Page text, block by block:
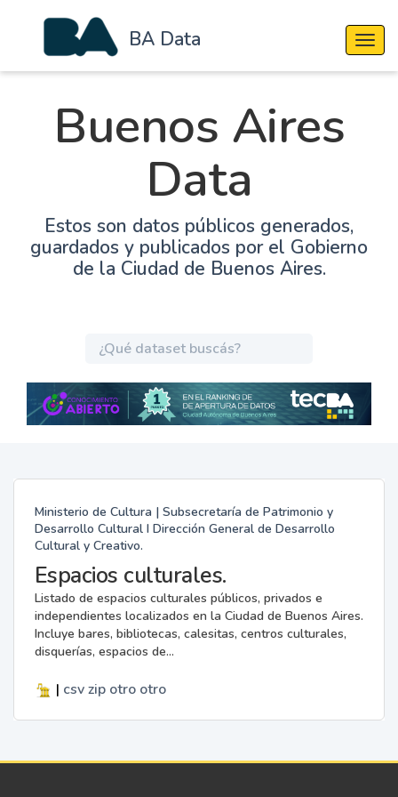
BA Data
Buenos Aires
Data
Estos son datos públicos generados,
guardados y publicados por el Gobierno
de la Ciudad de Buenos Aires.
Ministerio de Cultura | Subsecretaría de Patrimonio y
Desarrollo Cultural I Dirección General de Desarrollo
Cultural y Creativo.
Espacios culturales.
Listado de espacios culturales públicos, privados e
independientes localizados en la Ciudad de Buenos Aires.
Incluye bares, bibliotecas, calesitas, centros culturales,
disquerías, espacios de...
| csv zip otro otro